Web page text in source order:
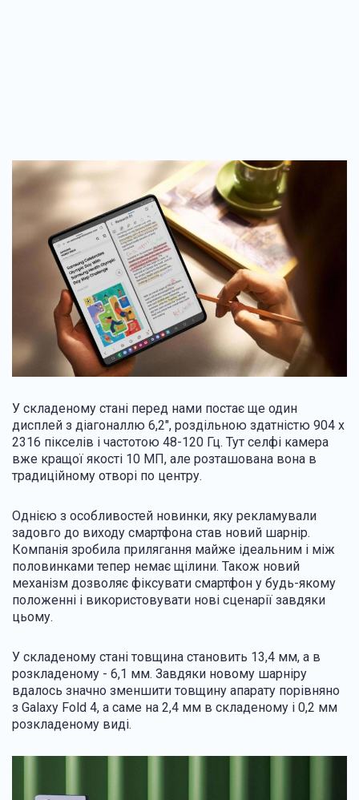
У складеному стані перед нами постає ще один
дисплей з діагоналлю 6,2", роздільною здатністю 904 x
2316 пікселів і частотою 48-120 Гц. Тут селфі камера
вже кращої якості 10 МП, але розташована вона в
традиційному отворі по центру.
Однією з особливостей новинки, яку рекламували
задовго до виходу смартфона став новий шарнір.
Компанія зробила прилягання майже ідеальним і між
половинками тепер немає щілини. Також новий
механізм дозволяє фіксувати смартфон у будь-якому
положенні і використовувати нові сценарії завдяки
цьому.
У складеному стані товщина становить 13,4 мм, а в
розкладеному - 6,1 мм. Завдяки новому шарніру
вдалось значно зменшити товщину апарату порівняно
з Galaxy Fold 4, а саме на 2,4 мм в складеному і 0,2 мм
розкладеному виді.